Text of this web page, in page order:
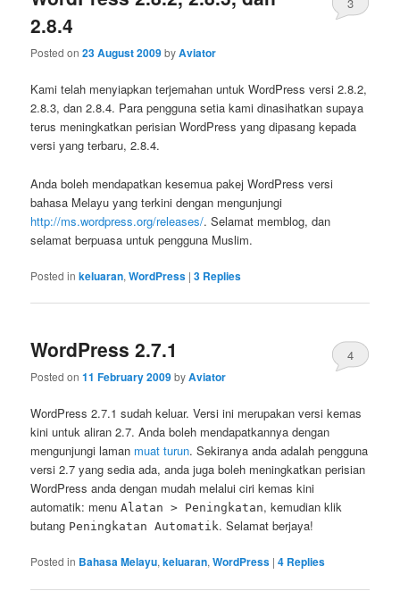
2.8.4
Posted on23 August 2009byAviator
3
Kami telah menyiapkan terjemahan untuk WordPress versi 2.8.2,
2.8.3, dan 2.8.4. Para pengguna setia kami dinasihatkan supaya
terus meningkatkan perisian WordPress yang dipasang kepada
versi yang terbaru, 2.8.4.
Anda boleh mendapatkan kesemua pakej WordPress versi
bahasa Melayu yang terkini dengan mengunjungi
http://ms.wordpress.org/releases/. Selamat memblog, dan
selamat berpuasa untuk pengguna Muslim.
Posted in keluaran,WordPress |3 Replies
WordPress 2.7.1
Posted on11 February 2009byAviator
4
WordPress 2.7.1 sudah keluar. Versi ini merupakan versi kemas
kini untuk aliran 2.7. Anda boleh mendapatkannya dengan
mengunjungi laman muat turun. Sekiranya anda adalah pengguna
versi 2.7 yang sedia ada, anda juga boleh meningkatkan perisian
WordPress anda dengan mudah melalui ciri kemas kini
automatik: menuAlatan > Peningkatan, kemudian klik
butang Peningkatan Automatik. Selamat berjaya!
Posted in Bahasa Melayu,keluaran,WordPress |4 Replies